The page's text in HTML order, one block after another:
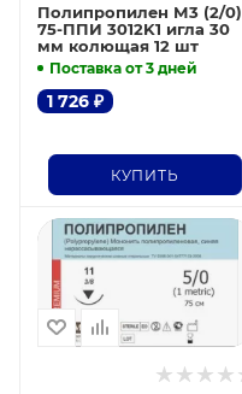
Полипропилен М3 (2/0)
75-ППИ 3012K1 игла 30
мм колющая 12 шт
Поставка от 3 дней
1 726 ₽
КУПИТЬ